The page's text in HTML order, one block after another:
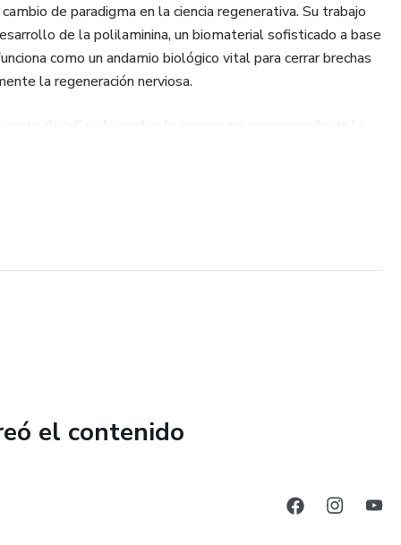
de paradigma en la ciencia regenerativa. Su trabajo
de la polilaminina, un biomaterial sofisticado a base
como un andamio biológico vital para cerrar brechas
la regeneración nerviosa.
de inflexión profundo en nuestra comprensión de la
el contenido